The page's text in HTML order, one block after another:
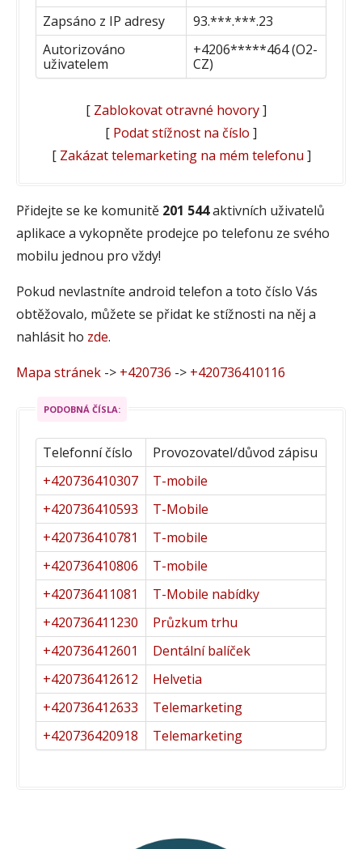
Zapsáno z IP adresy
93.***.***.23
Autorizováno
uživatelem
+4206*****464 (O2-
CZ)
[ Zablokovat otravné hovory]
[ Podat stížnost na číslo ]
[ Zakázat telemarketing na mém telefonu ]
Přidejte se ke komunitě 201 544aktivních uživatelů
aplikace a vykopněte prodejce po telefonu ze svého
mobilu jednou pro vždy!
Pokud nevlastníte android telefon a toto číslo Vás
obtěžovalo, můžete se přidat ke stížnosti na něj a
nahlásit ho zde.
Mapa stránek -> +420736 -> +420736410116
PODOBNÁ ČÍSLA:
Telefonní číslo
Provozovatel/důvod zápisu
+420736410307
T-mobile
+420736410593
T-Mobile
+420736410781
T-mobile
+420736410806
T-mobile
+420736411081
T-Mobile nabídky
+420736411230
Průzkum trhu
+420736412601
Dentální balíček
+420736412612
Helvetia
+420736412633
Telemarketing
+420736420918
Telemarketing